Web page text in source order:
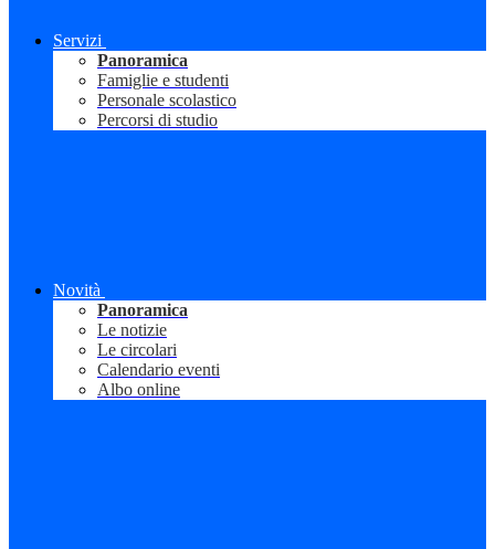
Servizi
Panoramica
Famiglie e studenti
Personale scolastico
Percorsi di studio
Novità
Panoramica
Le notizie
Le circolari
Calendario eventi
Albo online